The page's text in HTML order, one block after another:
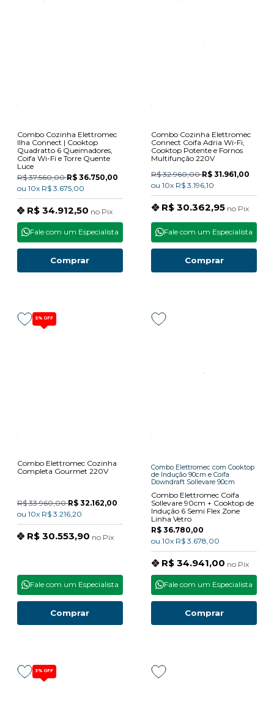
Combo Cozinha Elettromec
Ilha Connect | Cooktop
Quadratto 6 Queimadores,
Coifa Wi-Fi e Torre Quente
Luce
R$ 37.560,00R$ 36.750,00
ou 10x R$ 3.675,00
R$ 34.912,50 no Pix
Comprar
Fale com um Especialista
Combo Cozinha Elettromec
Connect Coifa Adria Wi-Fi,
Cooktop Potente e Fornos
Multifunção 220V
R$ 32.960,00R$ 31.961,00
ou 10x R$ 3.196,10
R$ 30.362,95 no Pix
Comprar
Fale com um Especialista
5% OFF
Combo Elettromec Cozinha
Completa Gourmet 220V
R$ 33.960,00R$ 32.162,00
ou 10x R$ 3.216,20
R$ 30.553,90 no Pix
Comprar
Fale com um Especialista
Combo Elettromec com Cooktop
de Indução 90cm e Coifa
Downdraft Sollevare 90cm
Combo Elettromec Coifa
Sollevare 90cm + Cooktop de
Indução 6 Semi Flex Zone
Linha Vetro
R$ 36.780,00
ou 10x R$ 3.678,00
R$ 34.941,00 no Pix
Comprar
Fale com um Especialista
3% OFF